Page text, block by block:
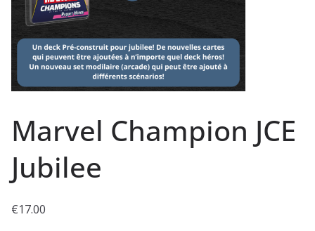
Marvel Champion JCE
Jubilee
€17.00